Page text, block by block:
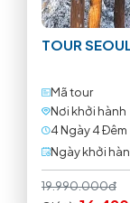
TOUR
Mã tour
Nơi khởi hành
4 Ngày 4 Ðêm
Ngày khởi
19.990.000đ